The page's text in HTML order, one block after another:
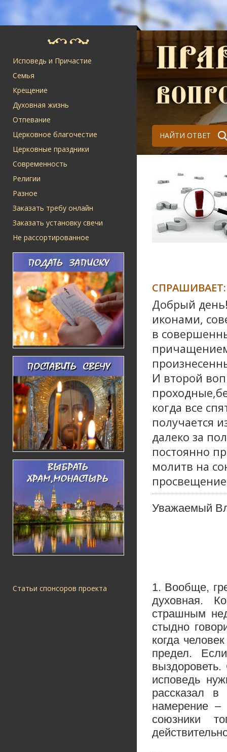
Исповедь и Причастие
Семья
Крещение
Духовная жизнь
Отпевание
Церковное благочестие
Церковные праздники
Современность
Религии
Разное
Заказать требу онлайн
Заказать установку свечи
Не рассортированное
Статьи спонсоров проекта
НАЙТИ ОТВЕТ
СПРАШИВАЕТ:
Добрый
иконами,
в
И второй
когда все
получается
далеко за
постоянно
молитв на
Уважаемый
1. Вообще,
духовная.
страшным
стыдно
когда
предел.
исповедь
рассказал в
намерение
союзники